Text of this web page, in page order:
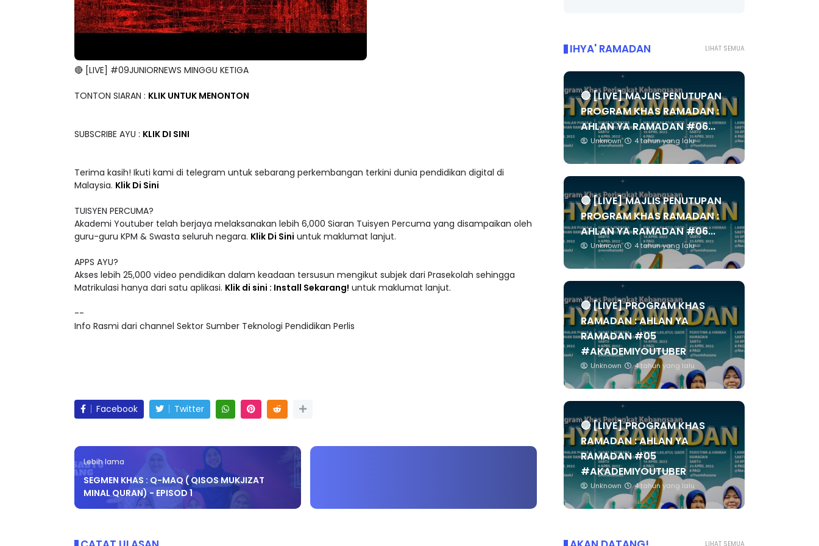
🔴 [LIVE] #09JUNIORNEWS MINGGU KETIGA
TONTON SIARAN : KLIK UNTUK MENONTON
SUBSCRIBE AYU : KLIK DI SINI
Terima kasih! Ikuti kami di telegram untuk sebarang perkembangan terkini dunia pendidikan digital di
Malaysia. Klik Di Sini
TUISYEN PERCUMA?
Akademi Youtuber telah berjaya melaksanakan lebih 6,000 Siaran Tuisyen Percuma yang disampaikan oleh
guru-guru KPM & Swasta seluruh negara. Klik Di Sini untuk maklumat lanjut.
APPS AYU?
Akses lebih 25,000 video pendidikan dalam keadaan tersusun mengikut subjek dari Prasekolah sehingga
Matrikulasi hanya dari satu aplikasi. Klik di sini : Install Sekarang! untuk maklumat lanjut.
--
Info Rasmi dari channel Sektor Sumber Teknologi Pendidikan Perlis
Facebook Twitter
Lebih lama
SEGMEN KHAS : Q-MAQ ( QISOS MUKJIZAT
MINAL QURAN) - EPISOD 1
LIHAT SEMUA
IHYA' RAMADAN
🔴 [LIVE] MAJLIS PENUTUPAN
PROGRAM KHAS RAMADAN :
AHLAN YA RAMADAN #06...
Unknown 4 tahun yang lalu
🔴 [LIVE] MAJLIS PENUTUPAN
PROGRAM KHAS RAMADAN :
AHLAN YA RAMADAN #06...
Unknown 4 tahun yang lalu
🔴 [LIVE] PROGRAM KHAS
RAMADAN : AHLAN YA
RAMADAN #05
#AKADEMIYOUTUBER
Unknown 4 tahun yang lalu
🔴 [LIVE] PROGRAM KHAS
RAMADAN : AHLAN YA
RAMADAN #05
#AKADEMIYOUTUBER
Unknown 4 tahun yang lalu
LIHAT SEMUA